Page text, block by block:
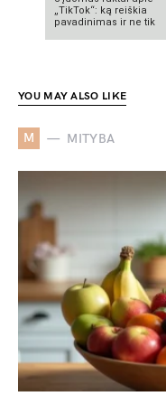
„TikTok“: ką reiškia
pavadinimas ir ne tik
YOU MAY ALSO LIKE
M MITYBA